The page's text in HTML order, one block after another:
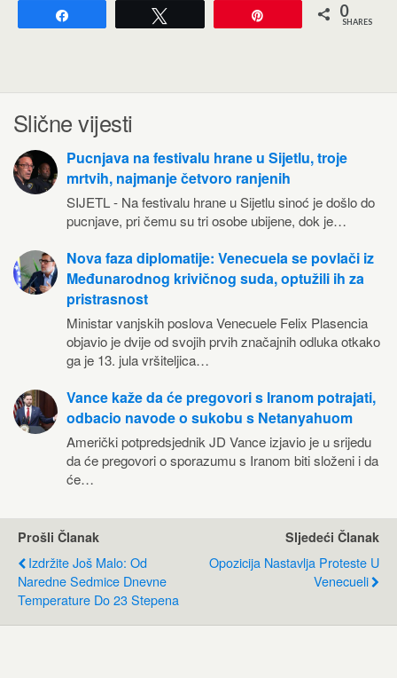
0
SHARES
Slične vijesti
Pucnjava na festivalu hrane u Sijetlu, troje
mrtvih, najmanje četvoro ranjenih
SIJETL - Na festivalu hrane u Sijetlu sinoć je došlo do
pucnjave, pri čemu su tri osobe ubijene, dok je…
Nova faza diplomatije: Venecuela se povlači iz
Međunarodnog krivičnog suda, optužili ih za
pristrasnost
Ministar vanjskih poslova Venecuele Felix Plasencia
objavio je dvije od svojih prvih značajnih odluka otkako
ga je 13. jula vršiteljica…
Vance kaže da će pregovori s Iranom potrajati,
odbacio navode o sukobu s Netanyahuom
Američki potpredsjednik JD Vance izjavio je u srijedu
da će pregovori o sporazumu s Iranom biti složeni i da
će…
Prošli Članak
Izdržite Još Malo: Od
Naredne Sedmice Dnevne
Temperature Do 23 Stepena
Sljedeći Članak
Opozicija Nastavlja Proteste U
Venecueli